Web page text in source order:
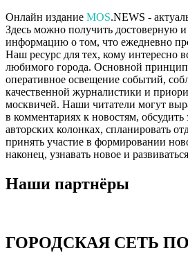
Онлайн издание MOS.NEWS -
Здесь можно получить достоверную
информацию о том, что ежедневно
Наш ресурс для тех, кому интересно
любимого города. Основной принцип
оперативное освещение событий,
качественной журналистики и
москвичей. Наши читатели могут
в комментариях к новостям, обсудить
авторских колонках, спланировать
принять участие в формировании
наконец, узнавать новое и
Наши партнёры
ГОРОДСКАЯ СЕТЬ